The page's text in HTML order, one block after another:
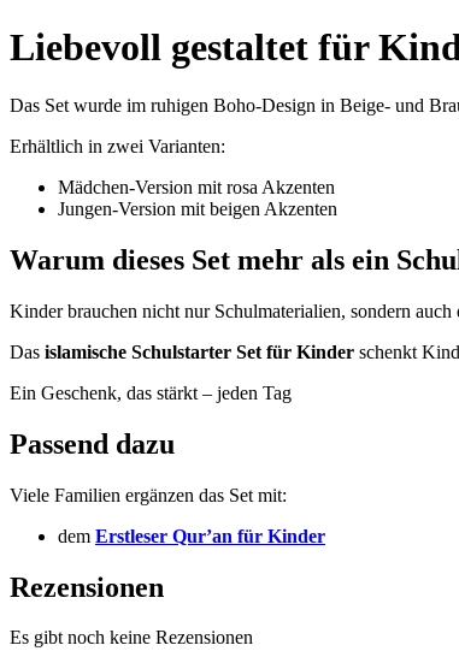
Liebevoll gestaltet für
Das Set wurde im ruhigen Boho-Design in Beige- und
Erhältlich in zwei Varianten:
Mädchen-Version mit rosa Akzenten
Jungen-Version mit beigen Akzenten
Warum dieses Set mehr als ein
Kinder brauchen nicht nur Schulmaterialien, sondern
Das islamische Schulstarter Set für Kinder schenkt
Ein Geschenk, das stärkt – jeden Tag
Passend dazu
Viele Familien ergänzen das Set mit:
dem Erstleser Qur’an für Kinder
Rezensionen
Es gibt noch keine Rezensionen